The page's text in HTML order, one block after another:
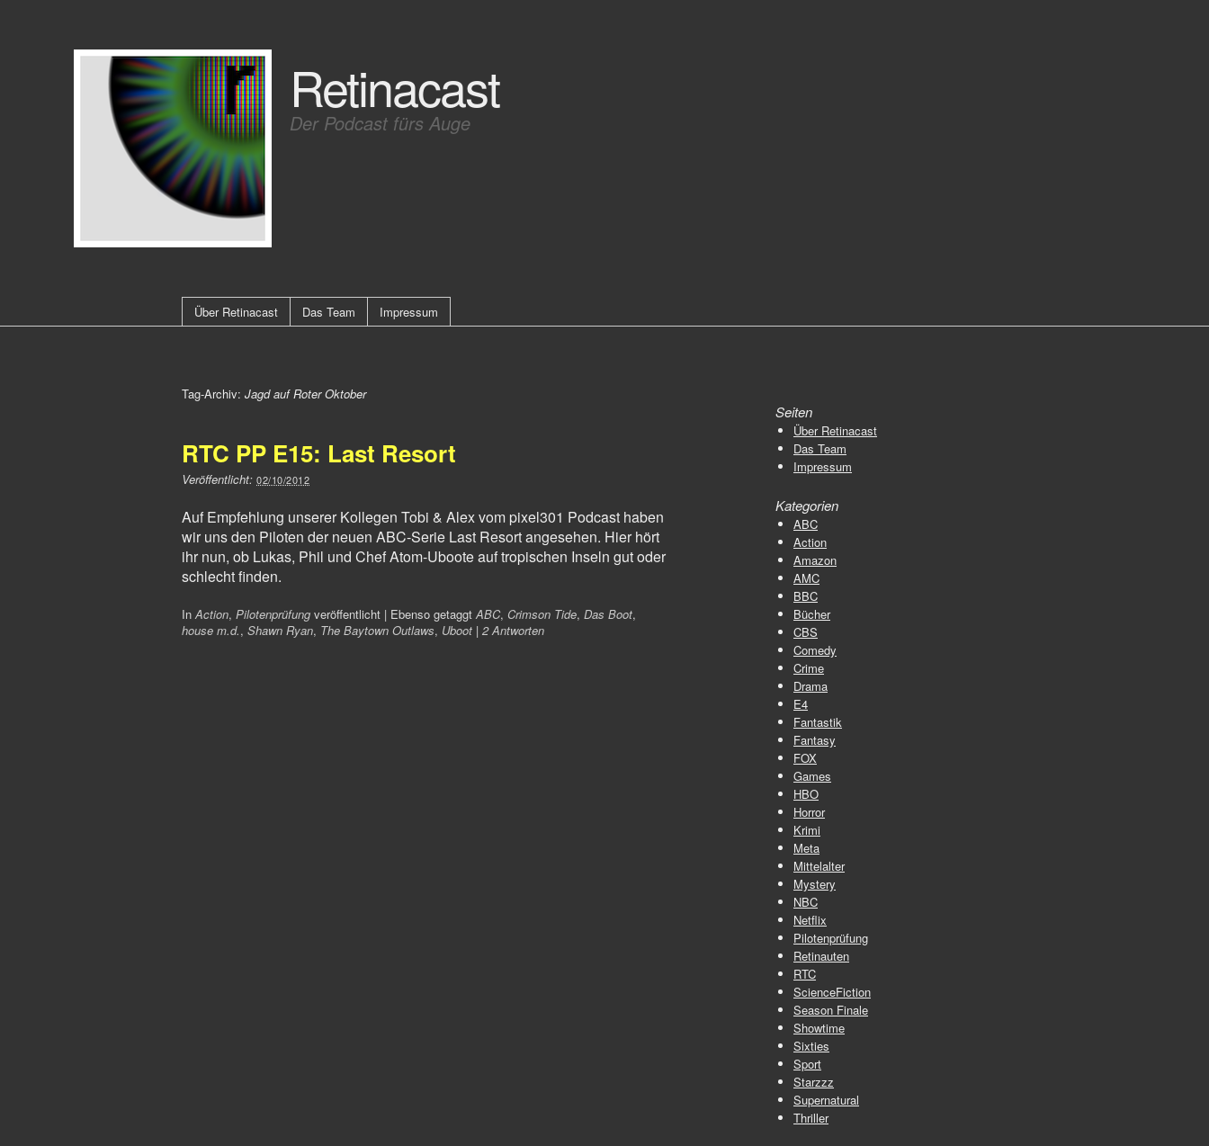
Retinacast
Der Podcast fürs Auge
Über Retinacast Das Team Impressum
Tag-Archiv: Jagd auf Roter Oktober
RTC PP E15: Last Resort
Veröffentlicht: 02/10/2012
Auf Empfehlung unserer Kollegen Tobi & Alex vom pixel301 Podcast haben
wir uns den Piloten der neuen ABC-Serie Last Resort angesehen. Hier hört
ihr nun, ob Lukas, Phil und Chef Atom-Uboote auf tropischen Inseln gut oder
schlecht finden.
InAction, Pilotenprüfung veröffentlicht | Ebenso getaggtABC, Crimson Tide, Das Boot,
house m.d., Shawn Ryan, The Baytown Outlaws, Uboot | 2 Antworten
Seiten
Über Retinacast
Das Team
Impressum
Kategorien
ABC
Action
Amazon
AMC
BBC
Bücher
CBS
Comedy
Crime
Drama
E4
Fantastik
Fantasy
FOX
Games
HBO
Horror
Krimi
Meta
Mittelalter
Mystery
NBC
Netflix
Pilotenprüfung
Retinauten
RTC
ScienceFiction
Season Finale
Showtime
Sixties
Sport
Starzzz
Supernatural
Thriller